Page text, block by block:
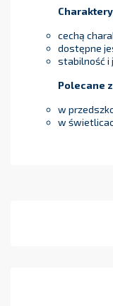
cechą
dostępne
stabilność i
Polecane
w
w